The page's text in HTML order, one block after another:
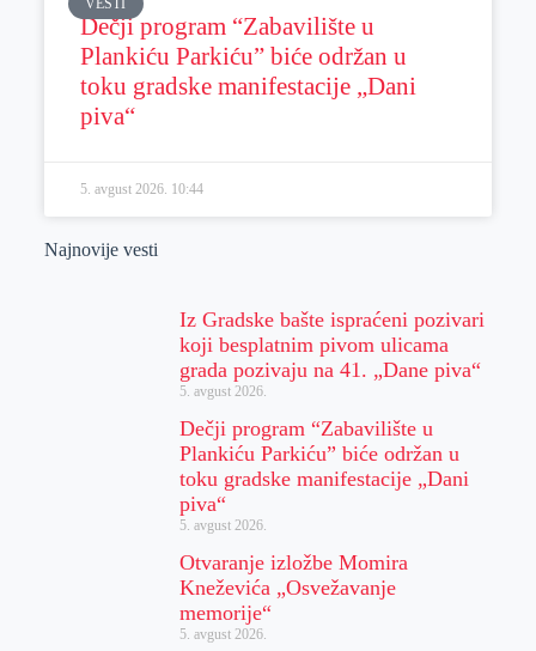
VESTI
Dečji program “Zabavilište u
Plankiću Parkiću” biće održan u
toku gradske manifestacije „Dani
piva“
5. avgust 2026. 10:44
Najnovije vesti
Iz Gradske bašte ispraćeni pozivari
koji besplatnim pivom ulicama
grada pozivaju na 41. „Dane piva“
5. avgust 2026.
Dečji program “Zabavilište u
Plankiću Parkiću” biće održan u
toku gradske manifestacije „Dani
piva“
5. avgust 2026.
Otvaranje izložbe Momira
Kneževića „Osvežavanje
memorije“
5. avgust 2026.